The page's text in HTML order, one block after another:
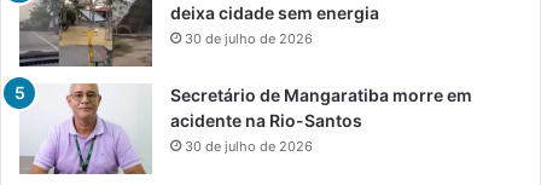
deixa cidade sem energia
30 de julho de 2026
Secretário de Mangaratiba morre em
acidente na Rio-Santos
30 de julho de 2026